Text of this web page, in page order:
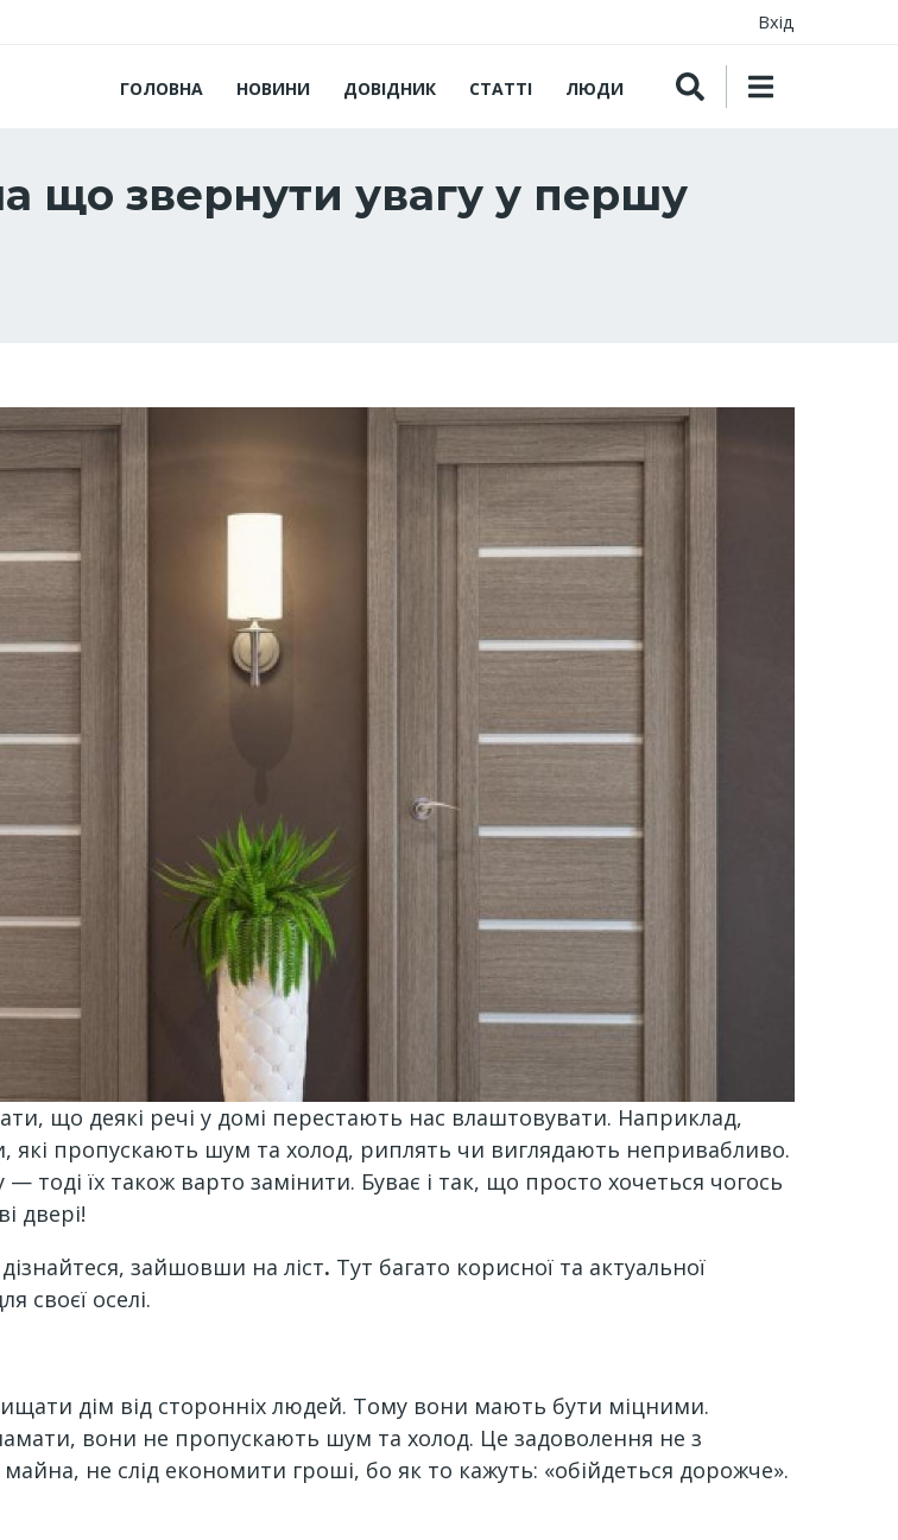
Вхід
ГОЛОВНА НОВИНИ ДОВІДНИК СТАТТІ ЛЮДИ
що звернути увагу у першу
що деякі речі у домі перестають нас влаштовувати. Наприклад,
які пропускають шум та холод, риплять чи виглядають непривабливо.
їх також варто замінити. Буває і так, що просто хочеться чогось
двері!
зайшовши на ліст. Тут багато корисної та актуальної
своєї оселі.
дім від сторонніх людей. Тому вони мають бути міцними.
вони не пропускають шум та холод. Це задоволення не з
не слід економити гроші, бо як то кажуть: «обійдеться дорожче».